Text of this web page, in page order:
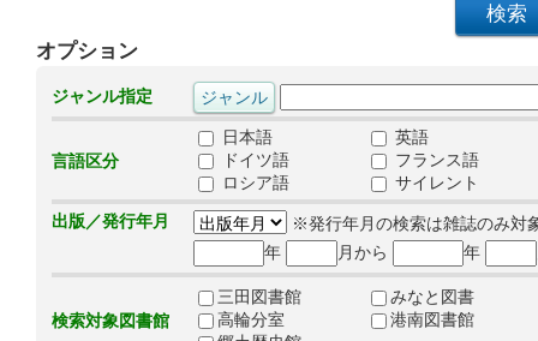
オプション
ジャンル指定
言語区分
日本語
英語
ドイツ語
フランス語
ロシア語
サイレント
出版／発行年月
※発行年月の検索は雑誌のみ対
年
月から 年
検索対象図書館
三田図書館
みなと図書
高輪分室
港南図書館